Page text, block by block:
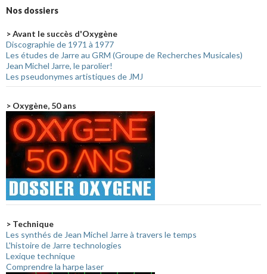
Nos dossiers
> Avant le succès d'Oxygène
Discographie de 1971 à 1977
Les études de Jarre au GRM (Groupe de Recherches Musicales)
Jean Michel Jarre, le parolier!
Les pseudonymes artistiques de JMJ
> Oxygène, 50 ans
> Technique
Les synthés de Jean Michel Jarre à travers le temps
L'histoire de Jarre technologies
Lexique technique
Comprendre la harpe laser